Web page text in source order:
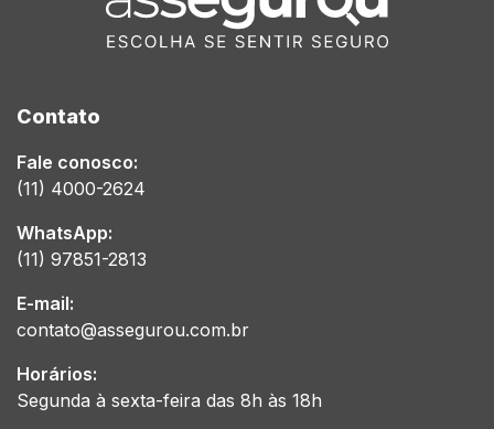
Contato
Fale conosco:
(11) 4000-2624
WhatsApp:
(11) 97851-2813
E-mail:
contato@assegurou.com.br
Horários:
Segunda à sexta-feira das 8h às 18h